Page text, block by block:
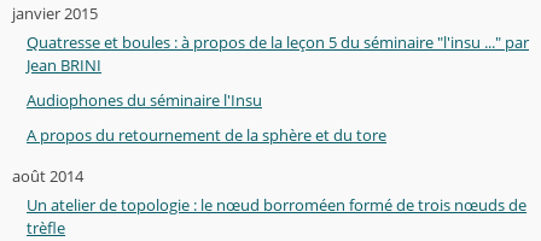
janvier 2015
Quatresse et boules : à propos de la leçon 5 du séminaire "l'insu ..." par
Jean BRINI
Audiophones du séminaire l'Insu
A propos du retournement de la sphère et du tore
août 2014
Un atelier de topologie : le nœud borroméen formé de trois nœuds de
trèfle